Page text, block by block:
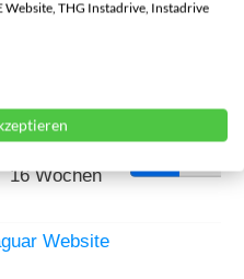
16 Wochen
Website
Website, THG Instadrive, Instadrive